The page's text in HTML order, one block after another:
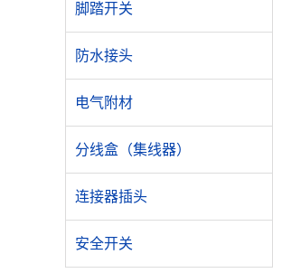
脚踏开关
防水接头
电气附材
分线盒（集线器）
连接器插头
安全开关